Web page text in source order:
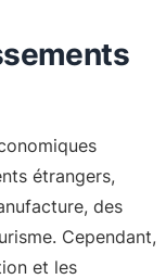
étrangers,
des
Cependant,
et les